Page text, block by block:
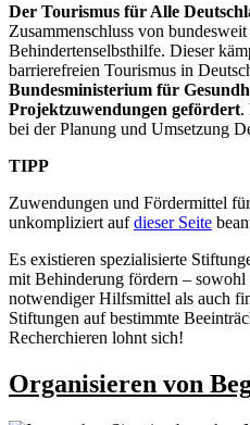
Der Tourismus für Alle
Zusammenschluss von
Behindertenselbsthilfe. Dieser
barrierefreien Tourismus in
Bundesministerium für
Projektzuwendungen gefördert.
bei der Planung und Umsetzung
TIPP
Zuwendungen und Fördermittel
unkompliziert aufdieser Seite
Es existieren spezialisierte
mit Behinderung fördern –
notwendiger Hilfsmittel als auch
Stiftungen auf bestimmte
Recherchieren lohnt sich!
Organisieren von